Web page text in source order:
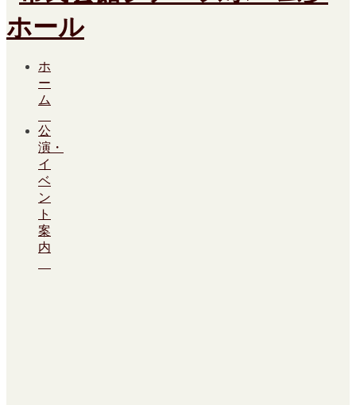
ホ
ー
ム
公
演・
イ
ベ
ン
ト
案
内